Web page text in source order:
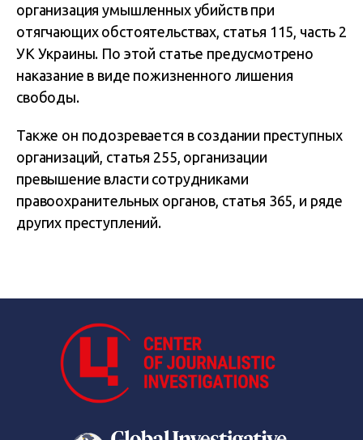
организация умышленных убийств при
отягчающих обстоятельствах, статья 115, часть 2
УК Украины. По этой статье предусмотрено
наказание в виде пожизненного лишения
свободы.
Также он подозревается в создании преступных
организаций, статья 255, организации
превышение власти сотрудниками
правоохранительных органов, статья 365, и ряде
других преступлений.